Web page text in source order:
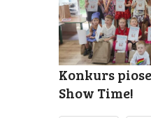
Konkurs
Show Time!